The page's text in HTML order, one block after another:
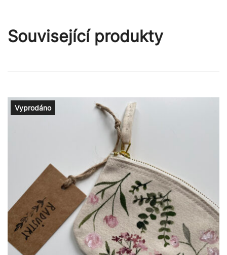
Související produkty
Vyprodáno